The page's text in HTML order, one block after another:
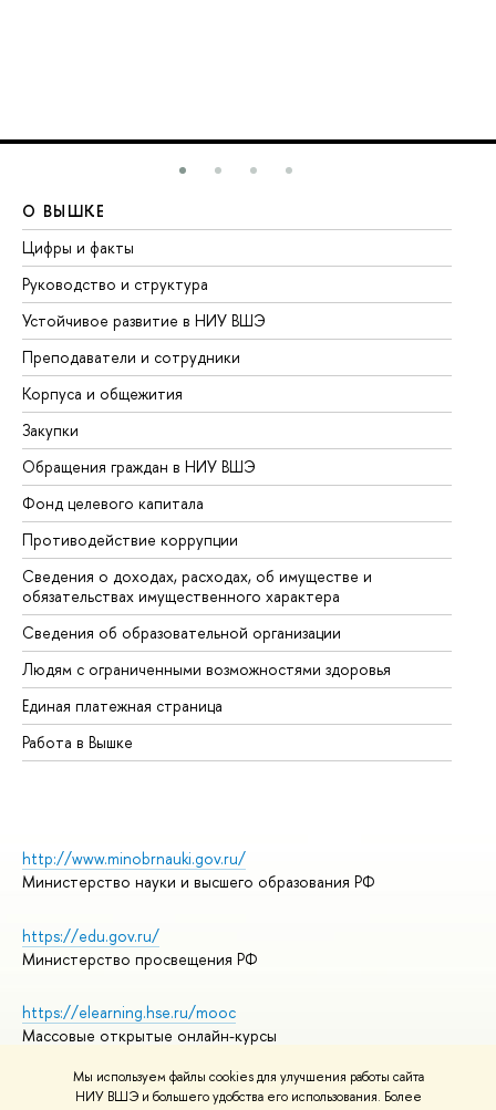
Мы используем файлы cookies для улучшения работы сайта
НИУ ВШЭ и большего удобства его использования. Более
О ВЫШКЕ
Цифры и факты
Руководство и структура
Устойчивое развитие в НИУ ВШЭ
Преподаватели и сотрудники
Корпуса и общежития
Закупки
Обращения граждан в НИУ ВШЭ
Фонд целевого капитала
Противодействие коррупции
Сведения о доходах, расходах, об имуществе и
обязательствах имущественного характера
Сведения об образовательной организации
Людям с ограниченными возможностями здоровья
Единая платежная страница
Работа в Вышке
http://www.minobrnauki.gov.ru/
Министерство науки и высшего образования РФ
https://edu.gov.ru/
Министерство просвещения РФ
https://elearning.hse.ru/mooc
Массовые открытые онлайн-курсы